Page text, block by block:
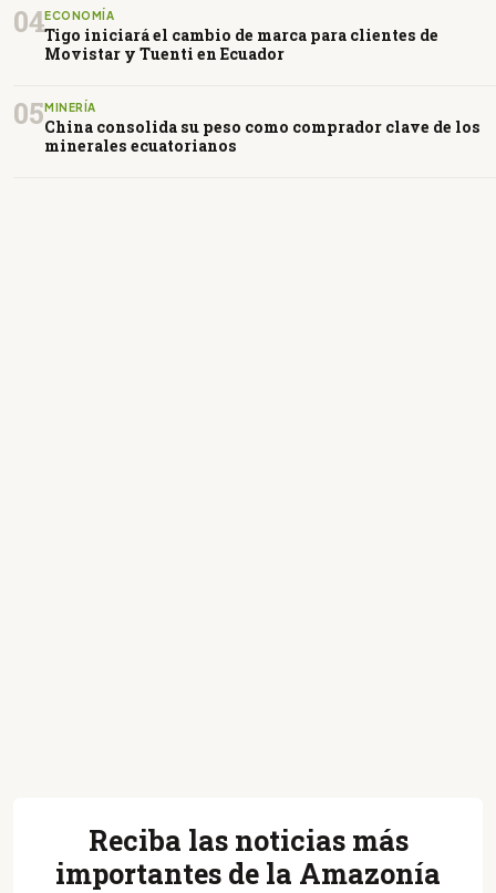
04ECONOMÍA
Tigo iniciará el cambio de marca para clientes de
Movistar y Tuenti en Ecuador
05MINERÍA
China consolida su peso como comprador clave de los
minerales ecuatorianos
Reciba las noticias más
importantes de la Amazonía